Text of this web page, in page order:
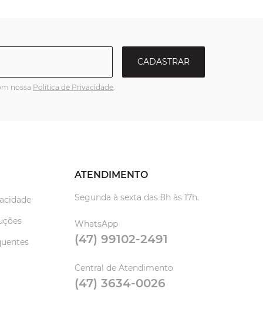
CADASTRAR
nossa Política de Privacidade.
ATENDIMENTO
Segunda à sexta das 8h às 17h.
WhatsApp
(47) 99102-2491
Central de Atendimento
(47) 3634-0026